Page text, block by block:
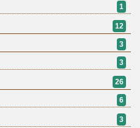
1
12
3
3
26
6
3